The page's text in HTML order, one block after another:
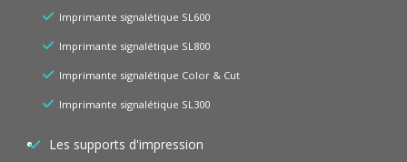
Imprimante signalétique SL600
Imprimante signalétique SL800
Imprimante signalétique Color & Cut
Imprimante signalétique SL300
Les supports d'impression